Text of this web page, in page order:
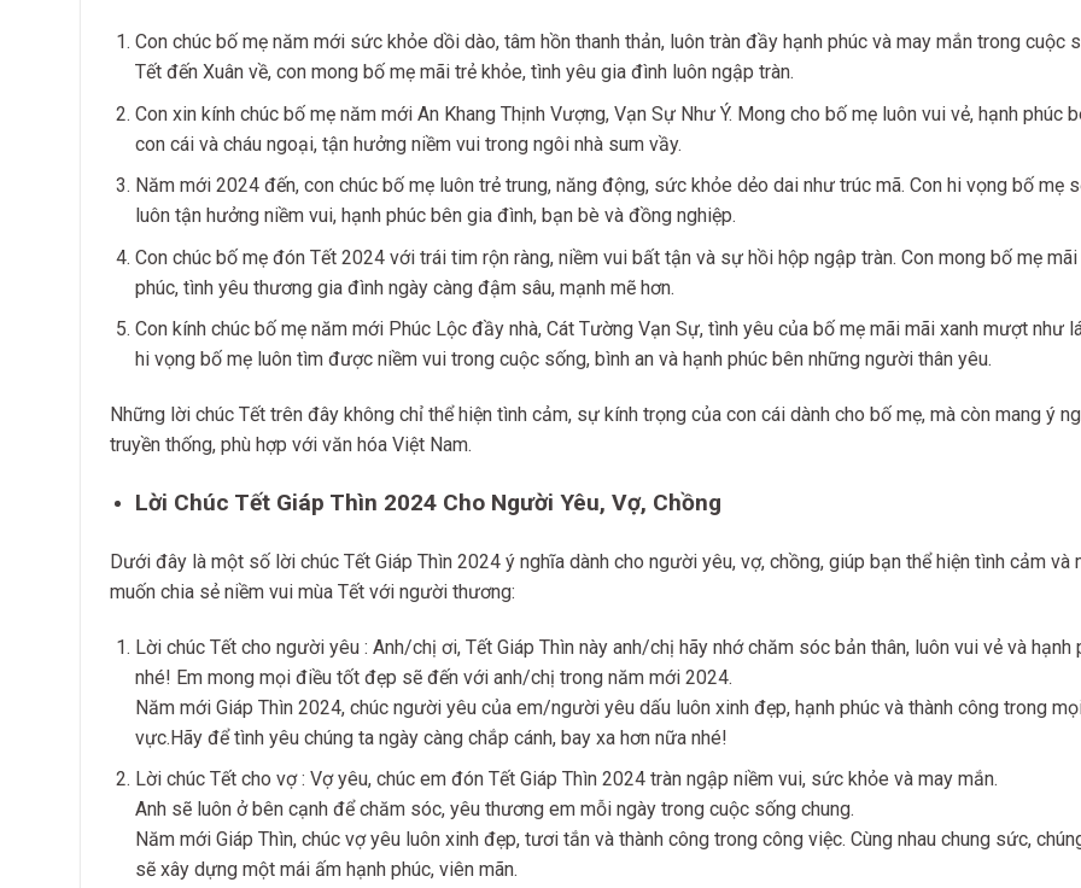
Con chúc bố mẹ năm mới sức khỏe dồi dào, tâm hồn thanh thản, luôn tràn đầy hạnh phúc và may mắn trong cuộc
Tết đến Xuân về, con mong bố mẹ mãi trẻ khỏe, tình yêu gia đình luôn ngập tràn.
Con xin kính chúc bố mẹ năm mới An Khang Thịnh Vượng, Vạn Sự Như Ý. Mong cho bố mẹ luôn vui vẻ, hạnh phúc
con cái và cháu ngoại, tận hưởng niềm vui trong ngôi nhà sum vầy.
Năm mới 2024 đến, con chúc bố mẹ luôn trẻ trung, năng động, sức khỏe dẻo dai như trúc mã. Con hi vọng bố mẹ
luôn tận hưởng niềm vui, hạnh phúc bên gia đình, bạn bè và đồng nghiệp.
Con chúc bố mẹ đón Tết 2024 với trái tim rộn ràng, niềm vui bất tận và sự hồi hộp ngập tràn. Con mong bố mẹ mãi
phúc, tình yêu thương gia đình ngày càng đậm sâu, mạnh mẽ hơn.
Con kính chúc bố mẹ năm mới Phúc Lộc đầy nhà, Cát Tường Vạn Sự, tình yêu của bố mẹ mãi mãi xanh mượt như
hi vọng bố mẹ luôn tìm được niềm vui trong cuộc sống, bình an và hạnh phúc bên những người thân yêu.
Những lời chúc Tết trên đây không chỉ thể hiện tình cảm, sự kính trọng của con cái dành cho bố mẹ, mà còn mang ý
truyền thống, phù hợp với văn hóa Việt Nam.
Lời Chúc Tết Giáp Thìn 2024 Cho Người Yêu, Vợ, Chồng
Dưới đây là một số lời chúc Tết Giáp Thìn 2024 ý nghĩa dành cho người yêu, vợ, chồng, giúp bạn thể hiện tình cảm và
muốn chia sẻ niềm vui mùa Tết với người thương:
Lời chúc Tết cho người yêu : Anh/chị ơi, Tết Giáp Thìn này anh/chị hãy nhớ chăm sóc bản thân, luôn vui vẻ và hạnh
nhé! Em mong mọi điều tốt đẹp sẽ đến với anh/chị trong năm mới 2024.
Năm mới Giáp Thìn 2024, chúc người yêu của em/người yêu dấu luôn xinh đẹp, hạnh phúc và thành công trong
vực.Hãy để tình yêu chúng ta ngày càng chắp cánh, bay xa hơn nữa nhé!
Lời chúc Tết cho vợ : Vợ yêu, chúc em đón Tết Giáp Thìn 2024 tràn ngập niềm vui, sức khỏe và may mắn.
Anh sẽ luôn ở bên cạnh để chăm sóc, yêu thương em mỗi ngày trong cuộc sống chung.
Năm mới Giáp Thìn, chúc vợ yêu luôn xinh đẹp, tươi tắn và thành công trong công việc. Cùng nhau chung sức,
sẽ xây dựng một mái ấm hạnh phúc, viên mãn.